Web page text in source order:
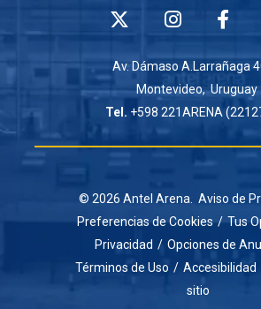
Av. Dámaso A.Larrañaga
Montevideo, Uruguay
Tel. +598 221ARENA
© 2026 Antel Arena. Aviso de
Preferencias de Cookies / Tus
Privacidad / Opciones de
Términos de Uso / Accesibilidad
sitio